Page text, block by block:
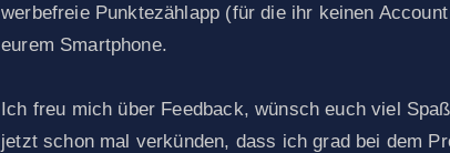
werbefreie Punktezählapp (für die ihr keinen
eurem Smartphone.
Ich freu mich über Feedback, wünsch euch viel
jetzt schon mal verkünden, dass ich grad bei dem